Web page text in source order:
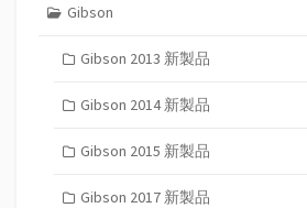
Gibson
Gibson 2013 新製品
Gibson 2014 新製品
Gibson 2015 新製品
Gibson 2017 新製品